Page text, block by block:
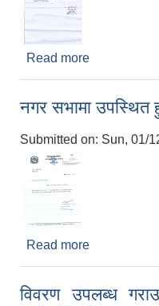
Read more
नगर सभामा उपस्थित
Submitted on: Sun, 01/
Read more
विवरण उपलब्ध